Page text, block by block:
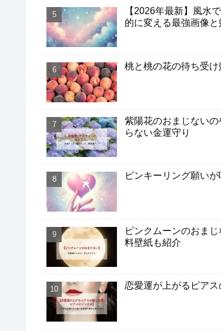
【2026年最新】風水
的に変える最強画像
桃と桃の花の待ち受
紫陽花のおまじない
らない金運守り
ピンキーリング願い
ピンクムーンのおま
料壁紙も紹介
恋愛運が上がるピア